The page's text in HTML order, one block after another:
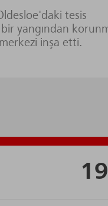
tesis
bir yangından
inşa etti.